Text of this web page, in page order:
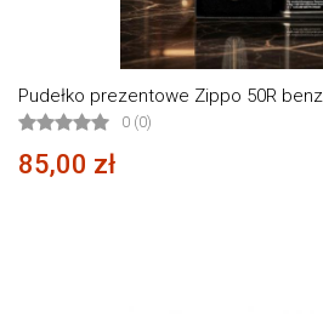
Pudełko prezentowe Zippo 50R
0 (0)
85,00 zł